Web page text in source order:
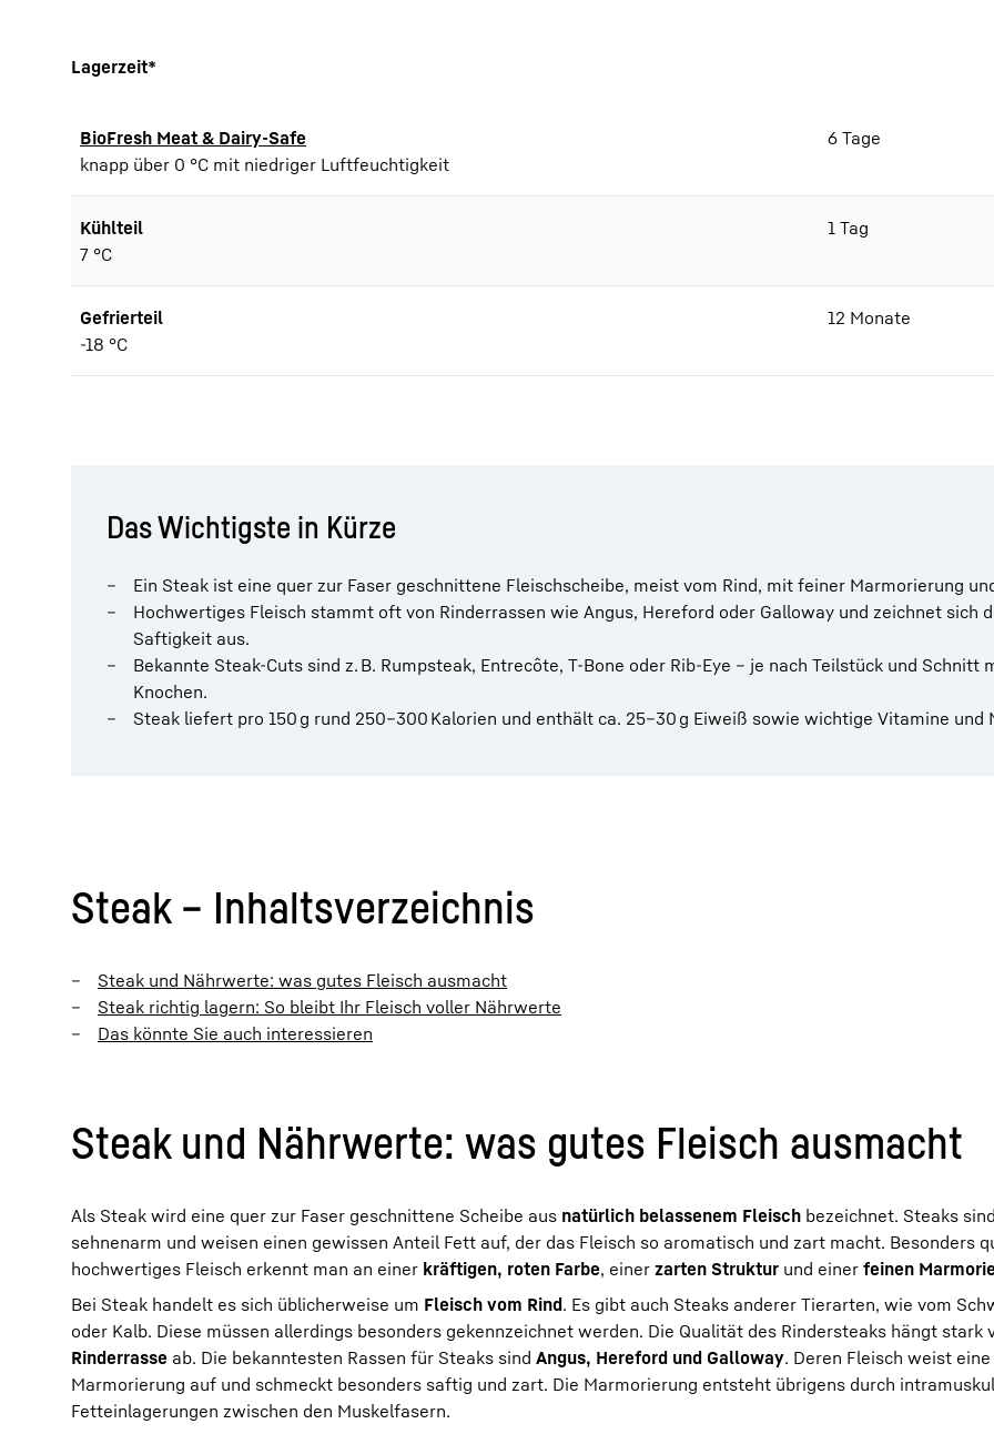
Lagerzeit*
BioFresh Meat & Dairy-Safe
knapp über 0 °C mit niedriger Luftfeuchtigkeit
6 Tage
Kühlteil
7 °C
1 Tag
Gefrierteil
-18 °C
12 Monate
Das Wichtigste in Kürze
Ein Steak ist eine quer zur Faser geschnittene Fleischscheibe, meist vom Rind, mit feiner Marmorierung
Hochwertiges Fleisch stammt oft von Rinderrassen wie Angus, Hereford oder Galloway und zeichnet sich
Saftigkeit aus.
Bekannte Steak-Cuts sind z. B. Rumpsteak, Entrecôte, T-Bone oder Rib-Eye – je nach Teilstück und Schnitt
Knochen.
Steak liefert pro 150 g rund 250–300 Kalorien und enthält ca. 25–30 g Eiweiß sowie wichtige Vitamine und
Steak – Inhaltsverzeichnis
Steak und Nährwerte: was gutes Fleisch ausmacht
Steak richtig lagern: So bleibt Ihr Fleisch voller Nährwerte
Das könnte Sie auch interessieren
Steak und Nährwerte: was gutes Fleisch ausmacht
Als Steak wird eine quer zur Faser geschnittene Scheibe aus natürlich belassenem Fleisch bezeichnet. Steaks
sehnenarm und weisen einen gewissen Anteil Fett auf, der das Fleisch so aromatisch und zart macht. Besonders
hochwertiges Fleisch erkennt man an einer kräftigen, roten Farbe, einer zarten Struktur und einer feinen
Bei Steak handelt es sich üblicherweise um Fleisch vom Rind. Es gibt auch Steaks anderer Tierarten, wie vom
oder Kalb. Diese müssen allerdings besonders gekennzeichnet werden. Die Qualität des Rindersteaks hängt stark
Rinderrasse ab. Die bekanntesten Rassen für Steaks sind Angus, Hereford und Galloway. Deren Fleisch weist
Marmorierung auf und schmeckt besonders saftig und zart. Die Marmorierung entsteht übrigens durch
Fetteinlagerungen zwischen den Muskelfasern.